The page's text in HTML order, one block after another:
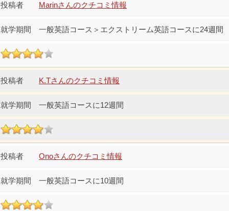
Marinさんのクチコミ情報
一般英語コース＞エクストリーム英語コースに24週間
K.Tさんのクチコミ情報
一般英語コースに12週間
Onoさんのクチコミ情報
一般英語コースに10週間